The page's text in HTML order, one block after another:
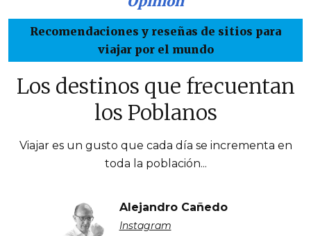
Recomendaciones y reseñas de sitios para
viajar por el mundo
Los destinos que frecuentan
los Poblanos
Viajar es un gusto que cada día se incrementa en
toda la población...
Alejandro Cañedo
Instagram